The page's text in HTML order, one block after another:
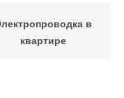
в
квартире